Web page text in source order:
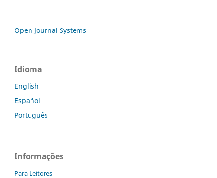
Open Journal Systems
Idioma
English
Español
Português
Informações
Para Leitores